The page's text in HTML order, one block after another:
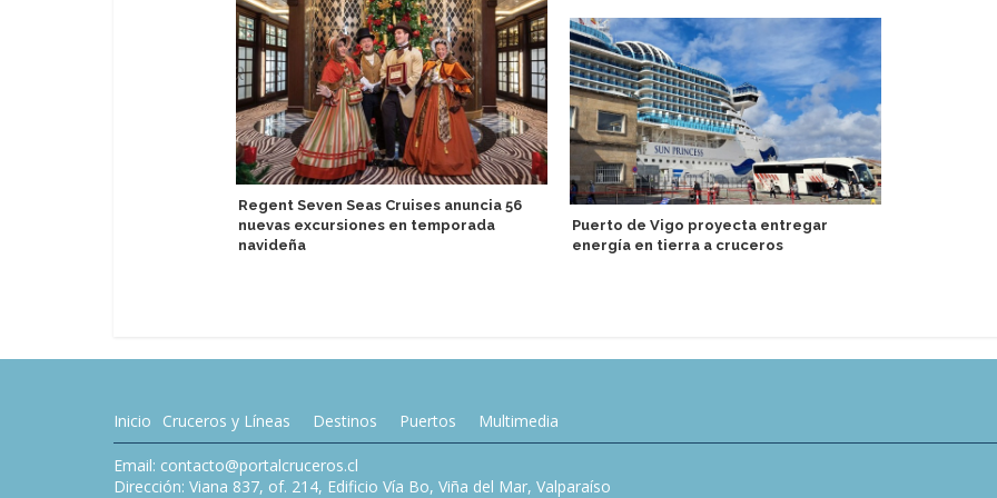
Regent Seven Seas Cruises anuncia 56
nuevas excursiones en temporada
navideña
Puerto de Vigo proyecta entregar
energía en tierra a cruceros
Inicio Cruceros y Líneas Destinos Puertos Multimedia
Email: contacto@portalcruceros.cl
Dirección: Viana 837, of. 214, Edificio Vía Bo, Viña del Mar, Valparaíso